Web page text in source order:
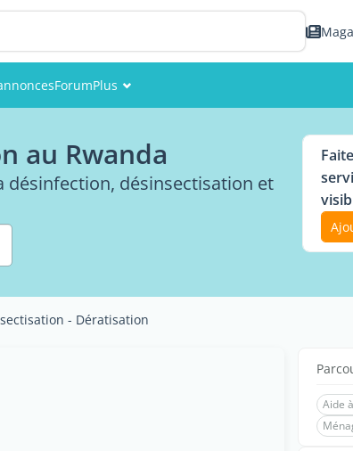
ForumPlus
Membres
au Rwanda
désinfection, désinsectisation et
- Dératisation
Aide